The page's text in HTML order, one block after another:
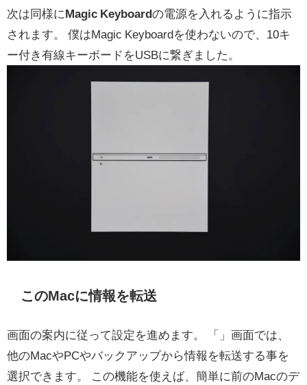
次は同様にMagic Keyboardの電源を入れるように指示
されます。 僕はMagic Keyboardを使わないので、10キ
ー付き有線キーボードをUSBに繋ぎました。
このMacに情報を転送
画面の案内に従って設定を進めます。 「」画面では、
他のMacやPCやバックアップから情報を転送する事を
選択できます。 この機能を使えば、簡単に前のMacのデ